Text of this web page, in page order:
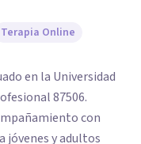
Terapia Online
en la Universidad
87506.
con
jóvenes y adultos